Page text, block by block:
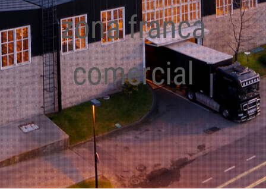
zona franca
comercial